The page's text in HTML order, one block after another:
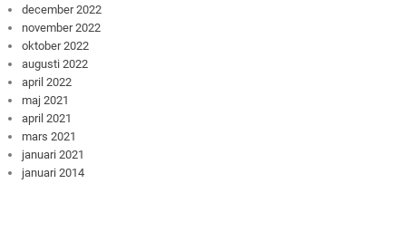
december 2022
november 2022
oktober 2022
augusti 2022
april 2022
maj 2021
april 2021
mars 2021
januari 2021
januari 2014